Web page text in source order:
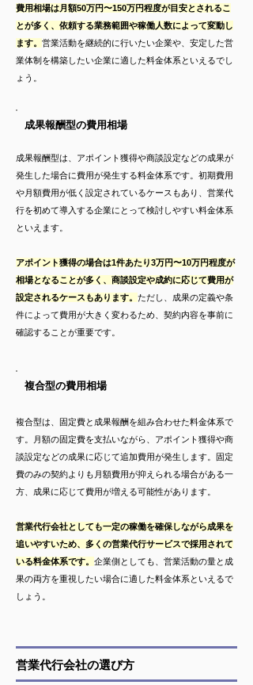
費用相場は月額50万円〜150万円程度が目安とされるこ
とが多く、依頼する業務範囲や稼働人数によって変動し
ます。 営業活動を継続的に行いたい企業や、安定した営
業体制を構築したい企業に適した料金体系といえるでし
ょう。
成果報酬型の費用相場
成果報酬型は、アポイント獲得や商談設定などの成果が
発生した場合に費用が発生する料金体系です。初期費用
や月額費用が低く設定されているケースもあり、営業代
行を初めて導入する企業にとって検討しやすい料金体系
といえます。
アポイント獲得の場合は1件あたり3万円〜10万円程度が
相場となることが多く、商談設定や成約に応じて費用が
設定されるケースもあります。 ただし、成果の定義や条
件によって費用が大きく変わるため、契約内容を事前に
確認することが重要です。
複合型の費用相場
複合型は、固定費と成果報酬を組み合わせた料金体系で
す。月額の固定費を支払いながら、アポイント獲得や商
談設定などの成果に応じて追加費用が発生します。固定
費のみの契約よりも月額費用が抑えられる場合がある一
方、成果に応じて費用が増える可能性があります。
営業代行会社としても一定の稼働を確保しながら成果を
追いやすいため、多くの営業代行サービスで採用されて
いる料金体系です。 企業側としても、営業活動の量と成
果の両方を重視したい場合に適した料金体系といえるで
しょう。
営業代行会社の選び方